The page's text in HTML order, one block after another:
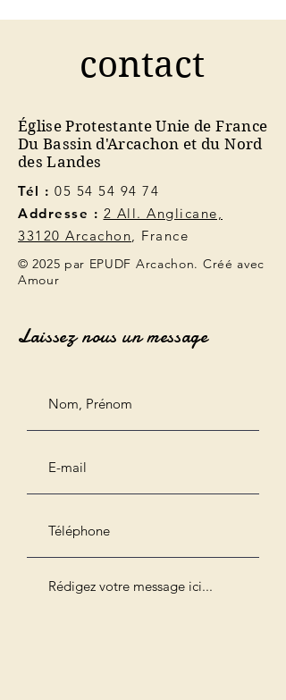
contact
Église Protestante Unie de France
Du Bassin d'Arcachon et du Nord
des Landes
Tél : 05 54 54 94 74
Addresse : 2 All. Anglicane,
33120 Arcachon, France
© 2025 par EPUDF Arcachon. Créé avec
Amour
Laissez nous un message